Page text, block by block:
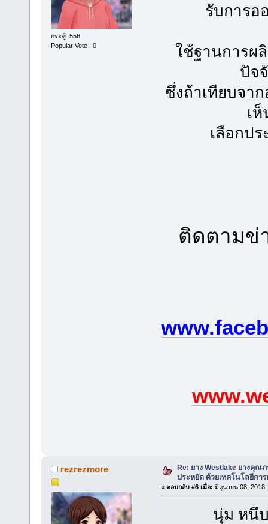
กระทู้: 556
Popular Vote : 0
รับการอ
ใช้ฐานการผ
ปัจ
ซึ่งถ้าเทียบจา
เ
เลือกป
ติดตามข่
rezrezmore
Re: ยาง Westlake ยางคุณ
ประหยัด ด้วยเทคโนโลยีกา
« ตอบกลับ #6 เมื่อ: มิถุนายน 08, 2018,
นุ่ม หนึ